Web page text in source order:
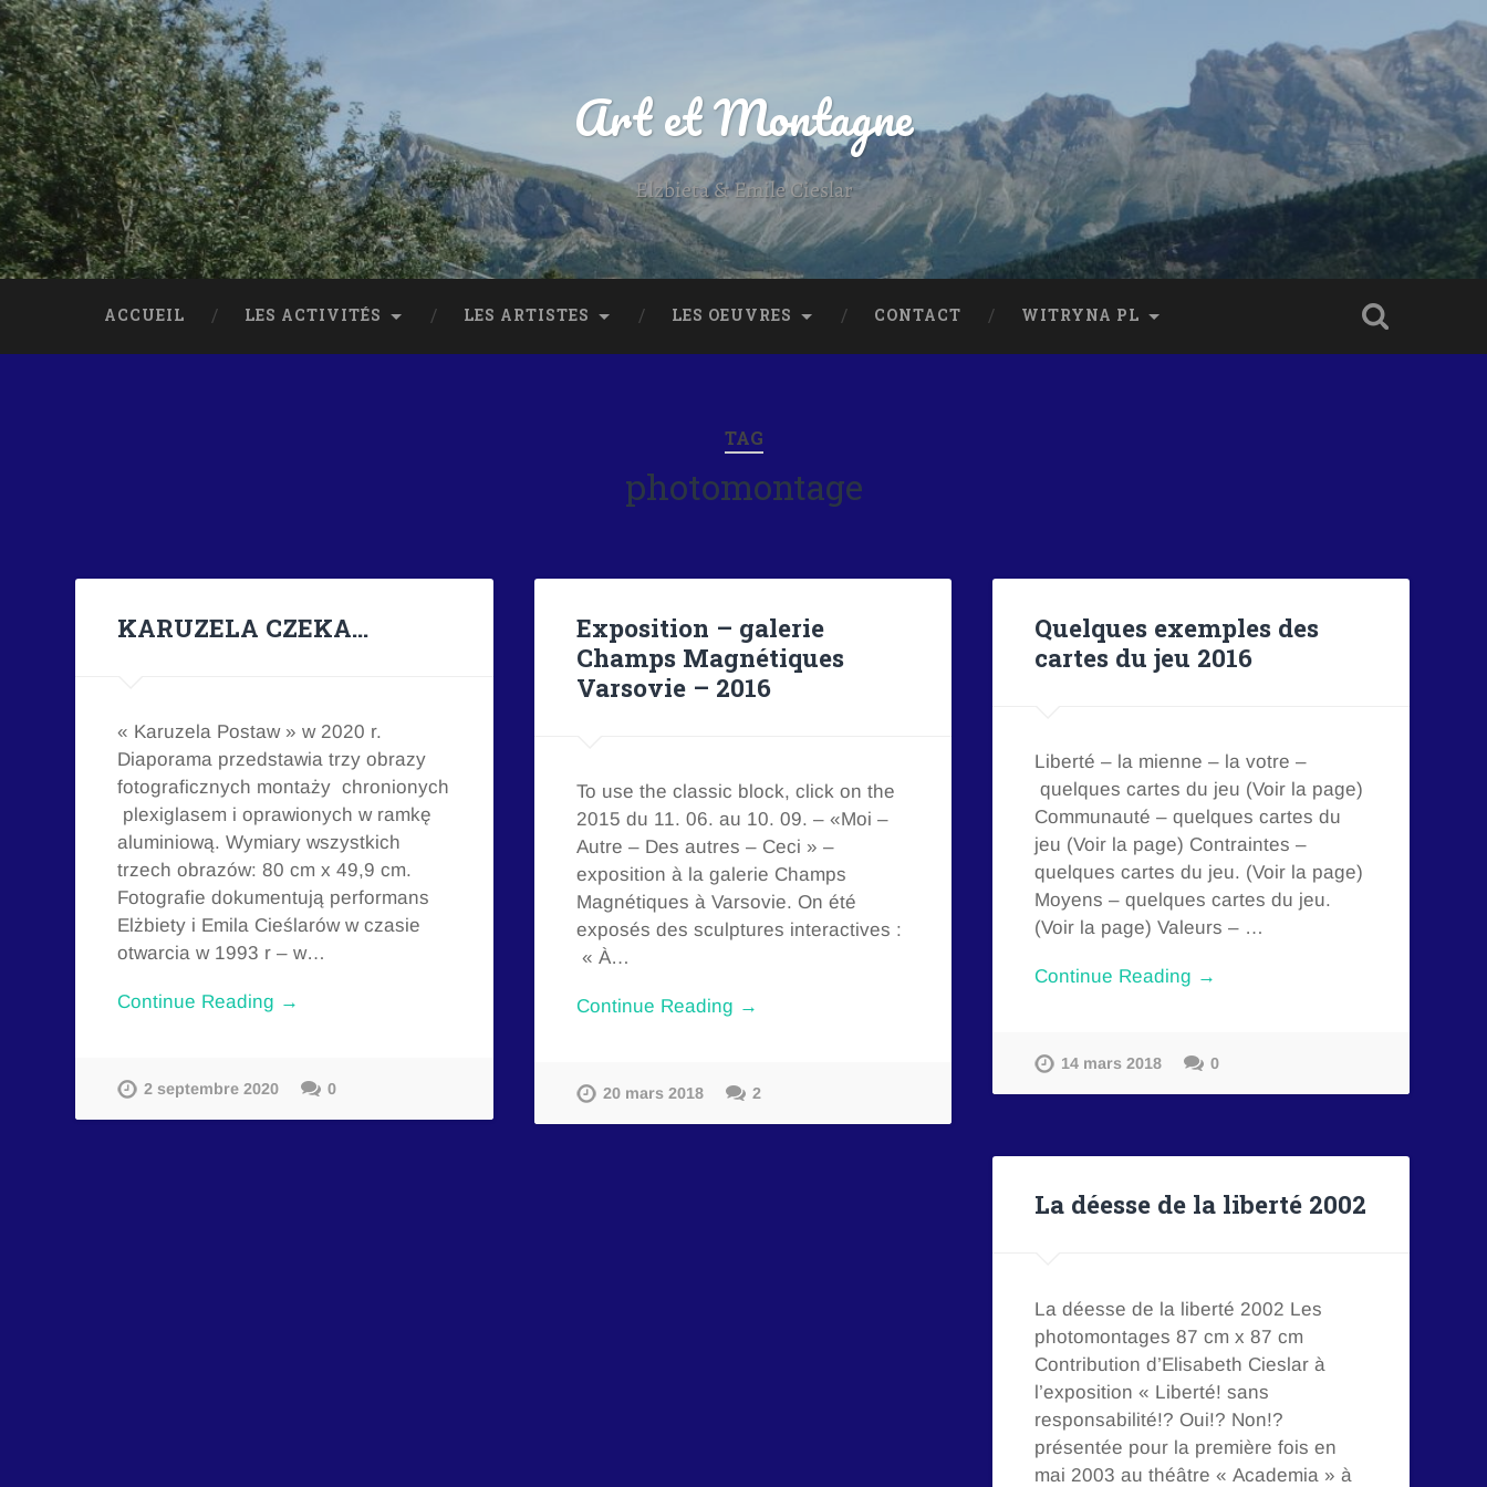
Art et Montagne
Elzbieta & Emile Cieslar
ACCUEIL LES ACTIVITÉS LES ARTISTES LES OEUVRES CONTACT WITRYNA PL
TAG
photomontage
KARUZELA CZEKA…
« Karuzela Postaw » w 2020 r.
Diaporama przedstawia trzy obrazy
fotograficznych montaży chronionych
plexiglasem i oprawionych w ramkę
aluminiową. Wymiary wszystkich
trzech obrazów: 80 cm x 49,9 cm.
Fotografie dokumentują performans
Elżbiety i Emila Cieślarów w czasie
otwarcia w 1993 r – w…
Continue Reading →
2 septembre 2020 0
Exposition – galerie
Champs Magnétiques
Varsovie – 2016
To use the classic block, click on the
2015 du 11. 06. au 10. 09. – «Moi –
Autre – Des autres – Ceci » –
exposition à la galerie Champs
Magnétiques à Varsovie. On été
exposés des sculptures interactives :
« À…
Continue Reading →
20 mars 2018 2
Quelques exemples des
cartes du jeu 2016
Liberté – la mienne – la votre –
quelques cartes du jeu (Voir la page)
Communauté – quelques cartes du
jeu (Voir la page) Contraintes –
quelques cartes du jeu. (Voir la page)
Moyens – quelques cartes du jeu.
(Voir la page) Valeurs – …
Continue Reading →
14 mars 2018 0
La déesse de la liberté 2002
La déesse de la liberté 2002 Les
photomontages 87 cm x 87 cm
Contribution d’Elisabeth Cieslar à
l’exposition « Liberté! sans
responsabilité!? Oui!? Non!?
présentée pour la première fois en
mai 2003 au théâtre « Academia » à